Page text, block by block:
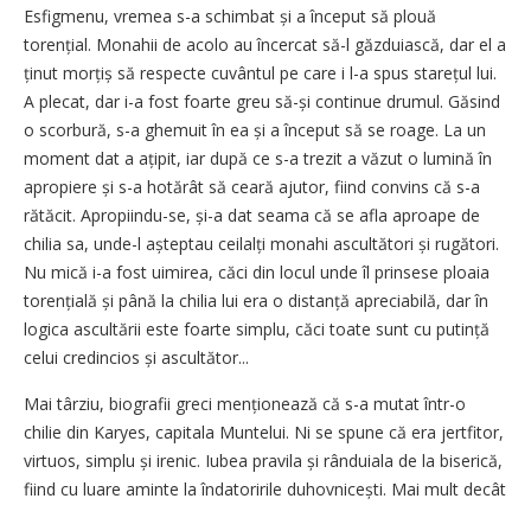
Esfigmenu, vremea s-a schimbat și a început să plouă
torențial. Monahii de acolo au încercat să-l găzduiască, dar el a
ținut morțiș să respecte cuvântul pe care i l-a spus starețul lui.
A plecat, dar i-a fost foarte greu să-și continue drumul. Găsind
o scorbură, s-a ghemuit în ea și a început să se roage. La un
moment dat a ațipit, iar după ce s-a trezit a văzut o lumină în
apropiere și s-a hotărât să ceară ajutor, fiind convins că s-a
rătăcit. Apropiin­du-se, și-a dat seama că se afla aproape de
chilia sa, unde-l aștep­tau ceilalți monahi ascultători și rugători.
Nu mică i-a fost uimirea, căci din locul unde îl prinsese ploaia
torențială și până la chilia lui era o distanță apreciabilă, dar în
logica ascultării este foarte simplu, căci toate sunt cu putință
celui credincios și ascultător...
Mai târziu, biografii greci men­țio­nează că s-a mutat într-o
chilie din Karyes, capitala Muntelui. Ni se spune că era jertfitor,
virtuos, simplu și irenic. Iubea pravila și rânduiala de la biserică,
fiind cu luare aminte la îndatoririle duhov­nicești. Mai mult decât